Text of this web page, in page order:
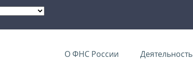
О ФНС России Деятельность